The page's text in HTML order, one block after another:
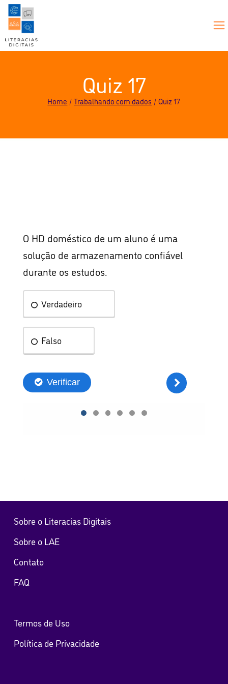
Quiz 17
Home Trabalhando com dados Quiz 17
O HD doméstico de um aluno é uma
solução de armazenamento confiável
durante os estudos.
Verdadeiro
Falso
Verificar
Sobre o Literacias Digitais
Sobre o LAE
Contato
FAQ
Termos de Uso
Política de Privacidade